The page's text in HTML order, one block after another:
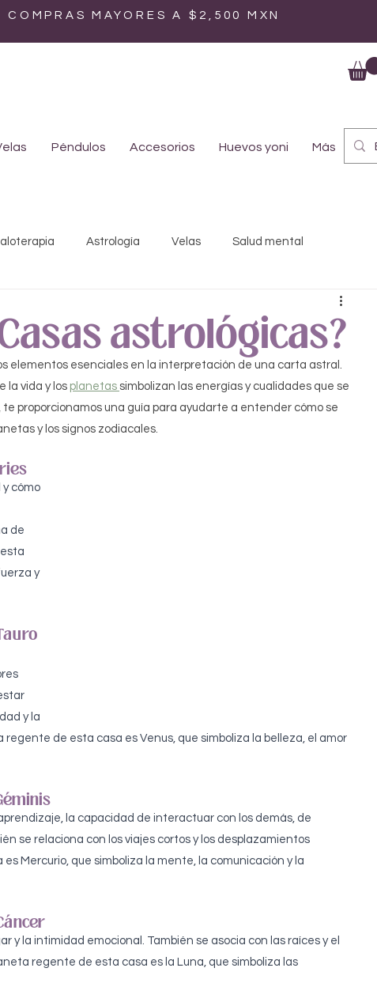
COMPRAS MAYORES A $2,500 MXN
Péndulos Accesorios Huevos yoni Más
Astrología Velas Salud mental
Maternidad
astrológicas?
elementos esenciales en la interpretación de una carta astral.
la vida y los planetas simbolizan las energías y cualidades que se
proporcionamos una guía para ayudarte a entender cómo se
y los signos zodiacales.
cómo
de
y
y la
de esta casa es Venus, que simboliza la belleza, el amor
la capacidad de interactuar con los demás, de
se relaciona con los viajes cortos y los desplazamientos
Mercurio, que simboliza la mente, la comunicación y la
y la intimidad emocional. También se asocia con las raíces y el
regente de esta casa es la Luna, que simboliza las